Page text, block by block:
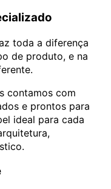
toda a diferença
de produto, e na
contamos com
e prontos para
ideal para cada